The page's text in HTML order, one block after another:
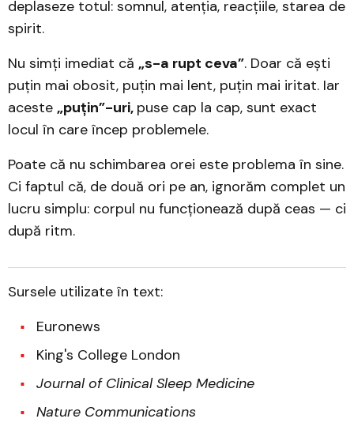
deplaseze totul: somnul, atenția, reacțiile, starea de
spirit.
Nu simți imediat că „s-a rupt ceva”. Doar că ești
puțin mai obosit, puțin mai lent, puțin mai iritat. Iar
aceste „puțin”-uri, puse cap la cap, sunt exact
locul în care încep problemele.
Poate că nu schimbarea orei este problema în sine.
Ci faptul că, de două ori pe an, ignorăm complet un
lucru simplu: corpul nu funcționează după ceas — ci
după ritm.
Sursele utilizate în text:
Euronews
King's College London
Journal of Clinical Sleep Medicine
Nature Communications